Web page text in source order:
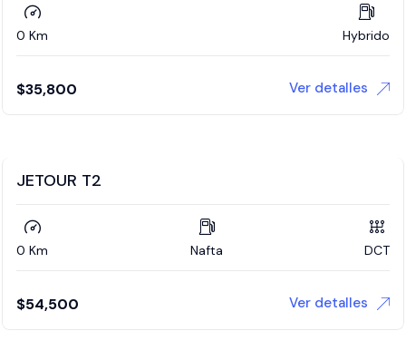
0 Km Hybrido
$35,800 Ver detalles
JETOUR T2
0 Km Nafta DCT
$54,500 Ver detalles